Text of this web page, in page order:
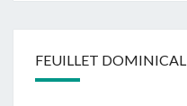
FEUILLET DOMINICAL